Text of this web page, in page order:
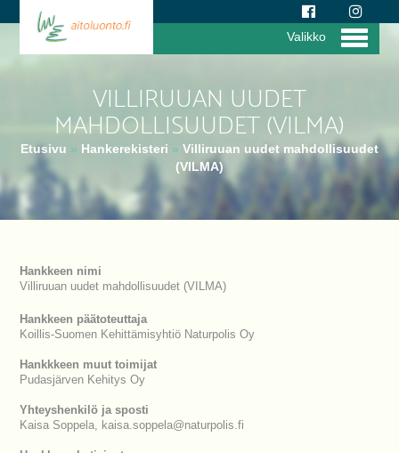
VILLIRUUAN UUDET
MAHDOLLISUUDET (VILMA)
Etusivu » Hankerekisteri » Villiruuan uudet mahdollisuudet
(VILMA)
Valikko
Hankkeen nimi
Villiruuan uudet mahdollisuudet (VILMA)
Hankkeen päätoteuttaja
Koillis-Suomen Kehittämisyhtiö Naturpolis Oy
Hankkkeen muut toimijat
Pudasjärven Kehitys Oy
Yhteyshenkilö ja sposti
Kaisa Soppela, kaisa.soppela@naturpolis.fi